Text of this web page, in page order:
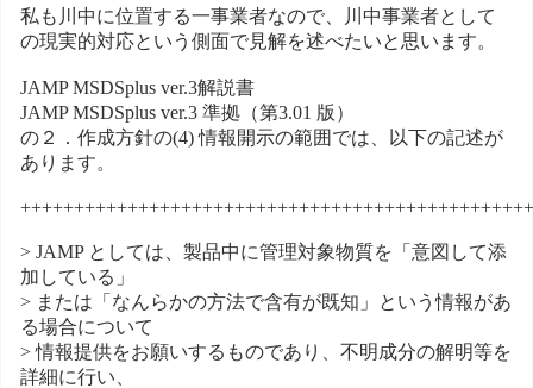
私も川中に位置する一事業者なので、川中事業者として
の現実的対応という側面で見解を述べたいと思います。
JAMP MSDSplus ver.3解説書
JAMP MSDSplus ver.3 準拠（第3.01 版）
の２．作成方針の(4) 情報開示の範囲では、以下の記述が
あります。
> JAMP としては、製品中に管理対象物質を「意図して添
加している」
> または「なんらかの方法で含有が既知」という情報があ
る場合について
> 情報提供をお願いするものであり、不明成分の解明等を
詳細に行い、